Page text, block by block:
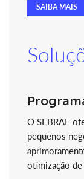
SAIBA MAIS
O SEBRAE
pequenos
otimização